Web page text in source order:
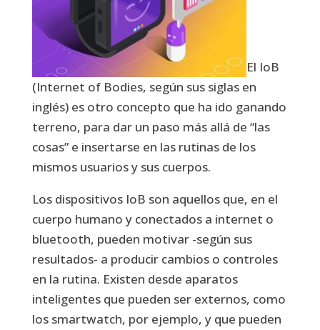
El IoB
(Internet of Bodies, según sus siglas en
inglés) es otro concepto que ha ido ganando
terreno, para dar un paso más allá de “las
cosas” e insertarse en las rutinas de los
mismos usuarios y sus cuerpos.
Los dispositivos IoB son aquellos que, en el
cuerpo humano y conectados a internet o
bluetooth, pueden motivar -según sus
resultados- a producir cambios o controles
en la rutina. Existen desde aparatos
inteligentes que pueden ser externos, como
los smartwatch, por ejemplo, y que pueden